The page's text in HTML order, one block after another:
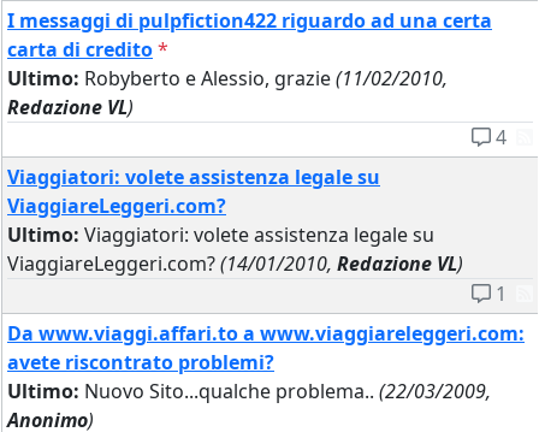
I messaggi di pulpfiction422 riguardo ad una certa
carta di credito*
Ultimo: Robyberto e Alessio, grazie(11/02/2010,
Redazione VL)
4
Viaggiatori: volete assistenza legale su
ViaggiareLeggeri.com?
Ultimo: Viaggiatori: volete assistenza legale su
ViaggiareLeggeri.com?(14/01/2010, Redazione VL)
1
Da www.viaggi.affari.to a www.viaggiareleggeri.com:
avete riscontrato problemi?
Ultimo: Nuovo Sito...qualche problema.. (22/03/2009,
Anonimo)